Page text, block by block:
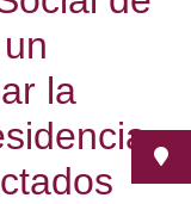
la